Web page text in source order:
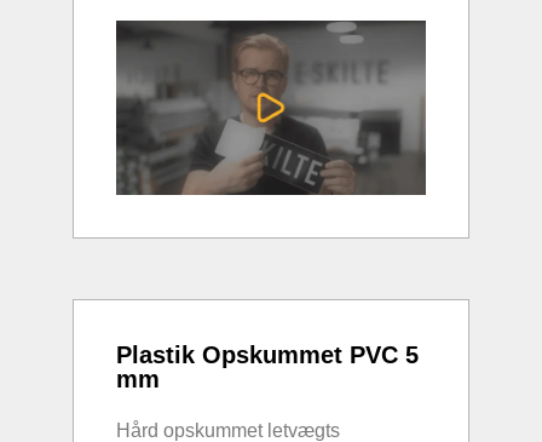
Plastik Opskummet PVC 5
mm
Hård opskummet letvægts